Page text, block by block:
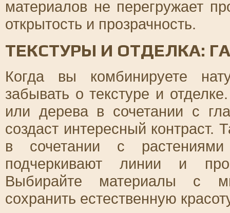
материалов не перегружает
открытость и прозрачность.
ТЕКСТУРЫ И ОТДЕЛКА:
Когда вы комбинируете
забывать о текстуре и
или дерева в сочетании с
создаст интересный контраст.
в сочетании с
подчеркивают линии и
Выбирайте материалы с
сохранить естественную